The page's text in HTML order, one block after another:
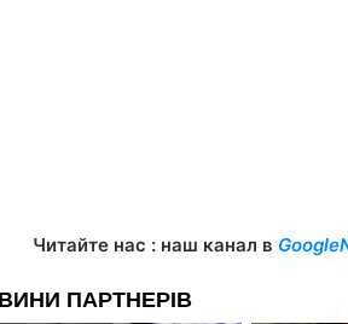
Читайте нас : наш канал в